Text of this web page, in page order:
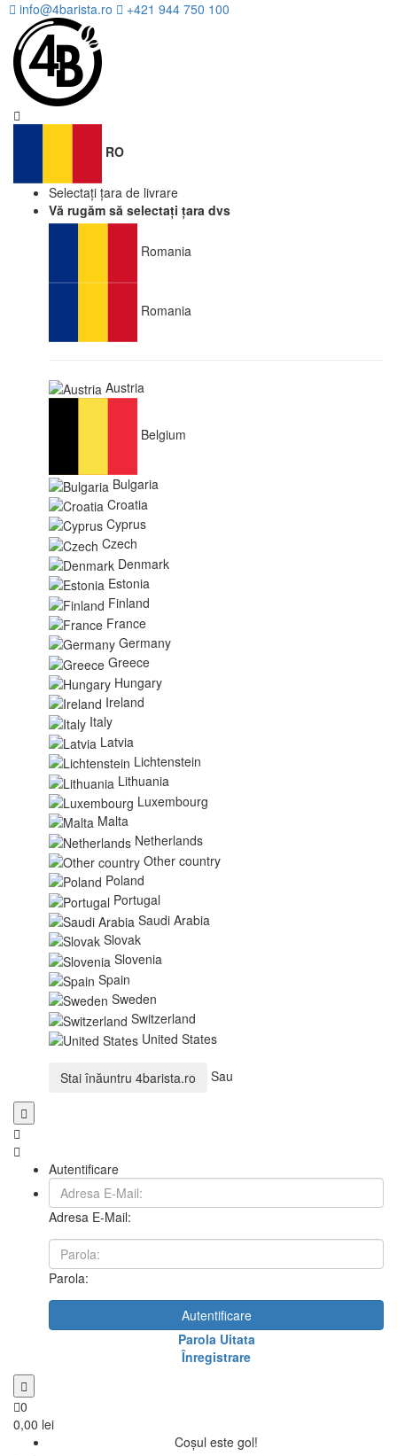
info@4barista.ro +421 944 750 100
RO
Selectați țara de livrare
Vă rugăm să selectați țara dvs
Romania
Romania
Austria
Belgium
Bulgaria
Croatia
Cyprus
Czech
Denmark
Estonia
Finland
France
Germany
Greece
Hungary
Ireland
Italy
Latvia
Lichtenstein
Lithuania
Luxembourg
Malta
Netherlands
Other country
Poland
Portugal
Saudi Arabia
Slovak
Slovenia
Spain
Sweden
Switzerland
United States
Stai înăuntru 4barista.ro Sau
Autentificare
Adresa E-Mail:
Parola:
Autentificare
Parola Uitata
Înregistrare
0
0,00 lei
Coșul este gol!